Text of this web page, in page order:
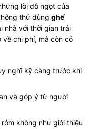
lời dỗ ngọt của
thử dùng ghế
nhà với thời gian trải
về chi phí, mà còn có
nghĩ kỹ càng trước khi
và góp ý từ người
không như giới thiệu